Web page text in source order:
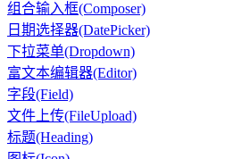
组合输入框(Composer)
日期选择器(DatePicker)
下拉菜单(Dropdown)
富文本编辑器(Editor)
字段(Field)
文件上传(FileUpload)
标题(Heading)